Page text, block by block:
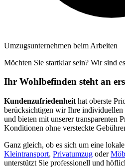
Umzugsunternehmen beim Arbeiten
Möchten Sie startklar sein? Wir sind
Ihr Wohlbefinden steht an
Kundenzufriedenheit hat oberste
berücksichtigen wir Ihre individuellen
und bieten mit unserer transparenten
Konditionen ohne versteckte
Ganz gleich, ob es sich um eine
Kleintransport, Privatumzug oder
unterstützt Sie professionell und